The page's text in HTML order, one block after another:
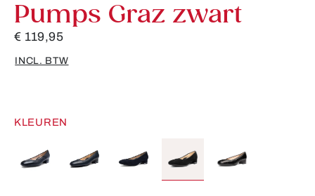
Pumps Graz zwart
€ 119,95
INCL. BTW
KLEUREN